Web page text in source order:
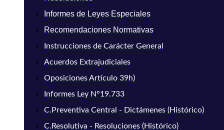
Informes de Leyes Especiales
Recomendaciones Normativas
Instrucciones de Carácter General
Acuerdos Extrajudiciales
Oposiciones Artículo 39h)
Informes Ley N°19.733
C.Preventiva Central - Dictámenes (Histórico)
C.Resolutiva - Resoluciones (Histórico)